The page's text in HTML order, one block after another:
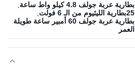
بطارية عربة جولف 4.8 كيلو واط ساعة
25بطارية الليثيوم من الـ 6 فولت
بطارية عربة جولف 60 أمبير ساعة طويلة
العمر